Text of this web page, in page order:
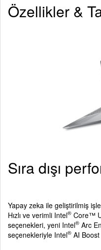
Özellikler &
Sıra dışı
Yapay zeka ile geliştirilmiş
Hızlı ve verimli Intel® Core™
seçenekleri, yeni Intel® Arc
seçenekleriyle Intel® AI